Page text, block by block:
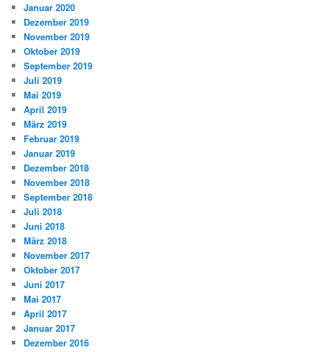
Januar 2020
Dezember 2019
November 2019
Oktober 2019
September 2019
Juli 2019
Mai 2019
April 2019
März 2019
Februar 2019
Januar 2019
Dezember 2018
November 2018
September 2018
Juli 2018
Juni 2018
März 2018
November 2017
Oktober 2017
Juni 2017
Mai 2017
April 2017
Januar 2017
Dezember 2016